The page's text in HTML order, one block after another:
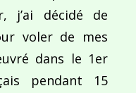
j’ai décidé de
voler de mes
dans le 1er
pendant 15